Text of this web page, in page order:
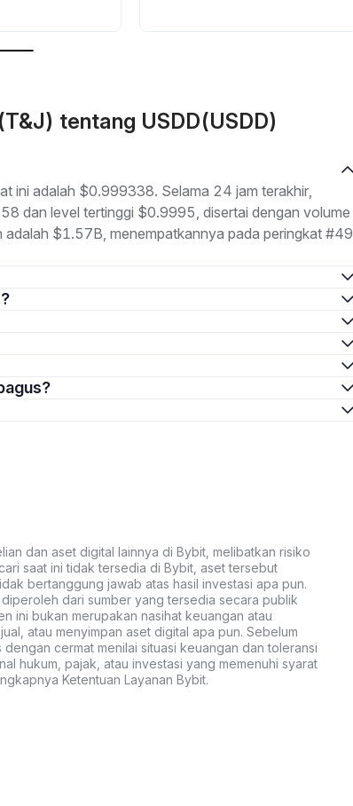
tentang USDD(USDD)
ini adalah $0.999338. Selama 24 jam terakhir,
dan level tertinggi $0.9995, disertai dengan volume
$1.57B, menempatkannya pada peringkat #49
dan aset digital lainnya di Bybit, melibatkan risiko
saat ini tidak tersedia di Bybit, aset tersebut
bertanggung jawab atas hasil investasi apa pun.
dari sumber yang tersedia secara publik
ini bukan merupakan nasihat keuangan atau
atau menyimpan aset digital apa pun. Sebelum
cermat menilai situasi keuangan dan toleransi
hukum, pajak, atau investasi yang memenuhi syarat
Ketentuan Layanan Bybit.